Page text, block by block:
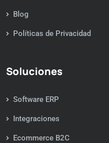
Blog
Políticas de Privacidad
Soluciones
Software ERP
Integraciones
Ecommerce B2C